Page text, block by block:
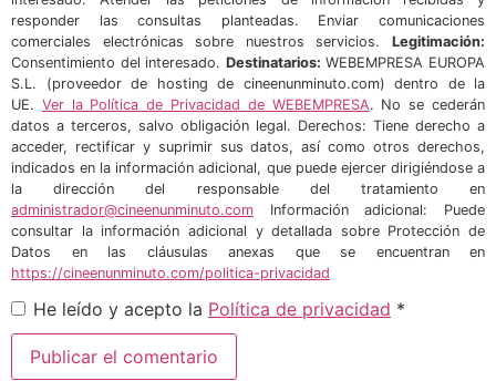
responder las consultas planteadas. Enviar comunicaciones
comerciales electrónicas sobre nuestros servicios. Legitimación:
Consentimiento del interesado. Destinatarios: WEBEMPRESA EUROPA
S.L. (proveedor de hosting de cineenunminuto.com) dentro de la
UE. Ver la Política de Privacidad de WEBEMPRESA. No se cederán
datos a terceros, salvo obligación legal. Derechos: Tiene derecho a
acceder, rectificar y suprimir sus datos, así como otros derechos,
indicados en la información adicional, que puede ejercer dirigiéndose a
la dirección del responsable del tratamiento en
administrador@cineenunminuto.com Información adicional: Puede
consultar la información adicional y detallada sobre Protección de
Datos en las cláusulas anexas que se encuentran en
https://cineenunminuto.com/politica-privacidad
He leído y acepto la Política de privacidad *